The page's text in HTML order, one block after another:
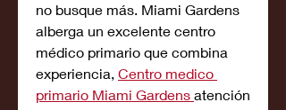
no busque más. Miami Gardens
alberga un excelente centro
médico primario que combina
experiencia, Centro medico
primario Miami Gardens atención